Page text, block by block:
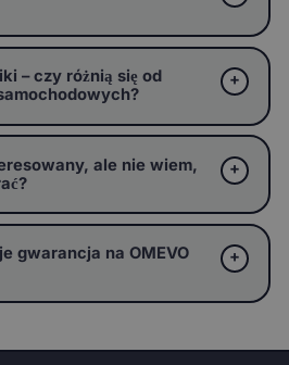
– czy różnią się od
ale nie wiem,
gwarancja na OMEVO